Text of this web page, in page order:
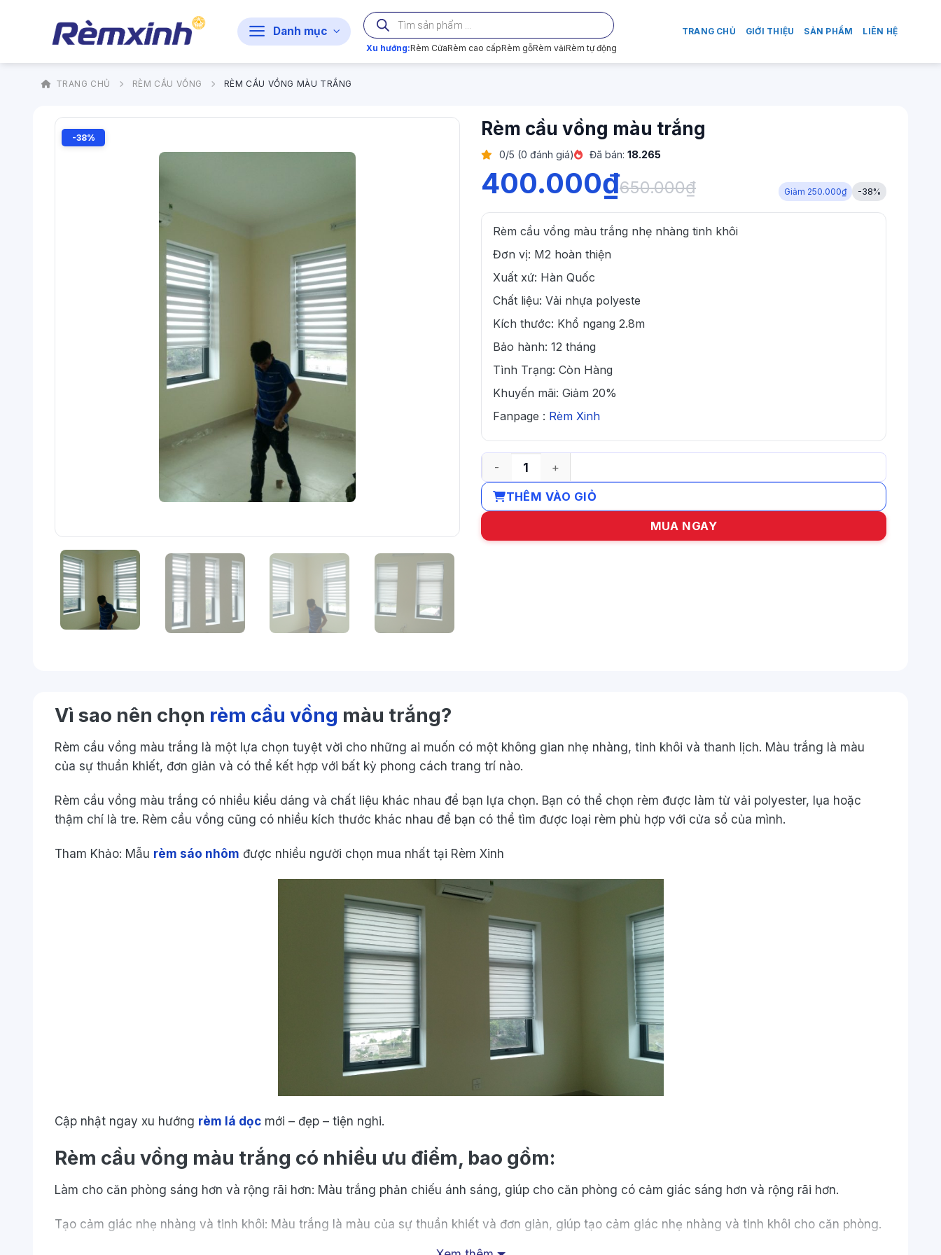
dung
Danh mục
Tìm
kiếm
sản
phẩm
Xu hướng:Rèm CửaRèm cao cấpRèm gỗRèm vảiRèm tự động
TRANG CHỦ GIỚI THIỆU SẢN PHẨM LIÊN HỆ
TRANG CHỦ RÈM CẦU VỒNG RÈM CẦU VỒNG MÀU TRẮNG
-38% Rèm cầu vồng màu trắng
0/5 (0 đánh giá) Đã bán: 18.265
400.000₫650.000₫ Giảm 250.000₫ -38%
Rèm cầu vồng màu trắng nhẹ nhàng tinh khôi
Đơn vị: M2 hoàn thiện
Xuất xứ: Hàn Quốc
Chất liệu: Vải nhựa polyeste
Kích thước: Khổ ngang 2.8m
Bảo hành: 12 tháng
Tình Trạng: Còn Hàng
Khuyến mãi: Giảm 20%
Fanpage : Rèm Xinh
Rèm cầu vồng màu trắng số lượng
THÊM VÀO GIỎ
MUA NGAY
Vì sao nên chọn rèm cầu vồng màu trắng?
Rèm cầu vồng màu trắng là một lựa chọn tuyệt vời cho những ai muốn có một không gian nhẹ nhàng, tinh khôi và thanh lịch. Màu trắng là màu
của sự thuần khiết, đơn giản và có thể kết hợp với bất kỳ phong cách trang trí nào.
Rèm cầu vồng màu trắng có nhiều kiểu dáng và chất liệu khác nhau để bạn lựa chọn. Bạn có thể chọn rèm được làm từ vải polyester, lụa hoặc
thậm chí là tre. Rèm cầu vồng cũng có nhiều kích thước khác nhau để bạn có thể tìm được loại rèm phù hợp với cửa sổ của mình.
Tham Khảo: Mẫu rèm sáo nhôm được nhiều người chọn mua nhất tại Rèm Xinh
Cập nhật ngay xu hướng rèm lá dọc mới – đẹp – tiện nghi.
Rèm cầu vồng màu trắng có nhiều ưu điểm, bao gồm:
Làm cho căn phòng sáng hơn và rộng rãi hơn: Màu trắng phản chiếu ánh sáng, giúp cho căn phòng có cảm giác sáng hơn và rộng rãi hơn.
Tạo cảm giác nhẹ nhàng và tinh khôi: Màu trắng là màu của sự thuần khiết và đơn giản, giúp tạo cảm giác nhẹ nhàng và tinh khôi cho căn phòng.